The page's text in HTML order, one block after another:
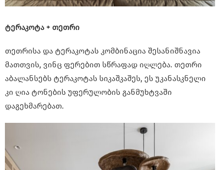
ტერაკოტა + თეთრი
თეთრისა და ტერაკოტას კომბინაცია შესანიშნავია
მათთვის, ვინც ფერებით სწრაფად იღლება. თეთრი
აბალანსებს ტერაკოტას სიკაშკაშეს, ეს უკანასკნელი
კი ღია ტონების უფერულობის განმუხტვაში
დაგეხმარებათ.